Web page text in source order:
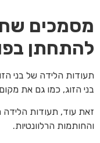
מסמכים
להתחתן
תעודות הלידה של בני
בני הזוג, כמו גם את
זאת עוד, תעודות הלידה
והחותמות הרלוונטיות.